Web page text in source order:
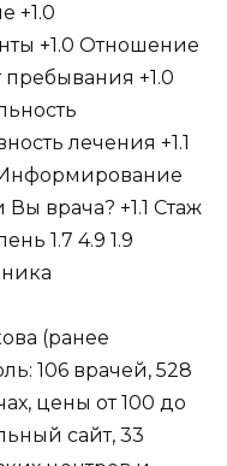
+1.0
+1.0 Отношение
+1.0
лечения +1.1
Вы врача? +1.1 Стаж
1.7 4.9 1.9
(ранее
106 врачей, 528
цены от 100 до
сайт, 33